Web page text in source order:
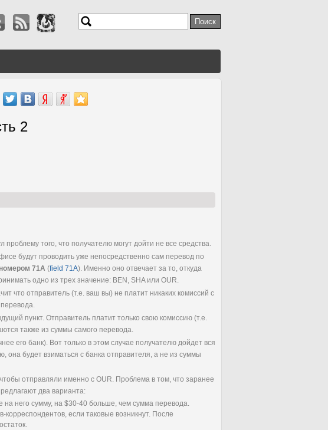
Поиск
2
проблему того, что получателю могут дойти не все средства.
будут проводить уже непосредственно сам перевод по
71A (field 71A). Именно оно отвечает за то, откуда
одно из трех значение: BEN, SHA или OUR.
что отправитель (т.е. ваш вы) не платит никаких комиссий с
пункт. Отправитель платит только свою комиссию (т.е.
также из суммы самого перевода.
его банк). Вот только в этом случае получателю дойдет вся
она будет взиматься с банка отправителя, а не из суммы
отправляли именно с OUR. Проблема в том, что заранее
два варианта:
него сумму, на $30-40 больше, чем сумма перевода.
корреспондентов, если таковые возникнут. После